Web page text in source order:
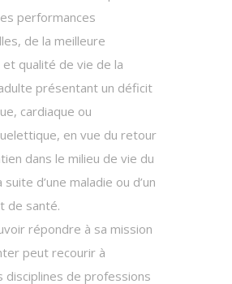
performances
de la meilleure
qualité de vie de la
présentant un déficit
cardiaque ou
en vue du retour
dans le milieu de vie du
d’une maladie ou d’un
de santé.
répondre à sa mission
peut recourir à
disciplines de professions